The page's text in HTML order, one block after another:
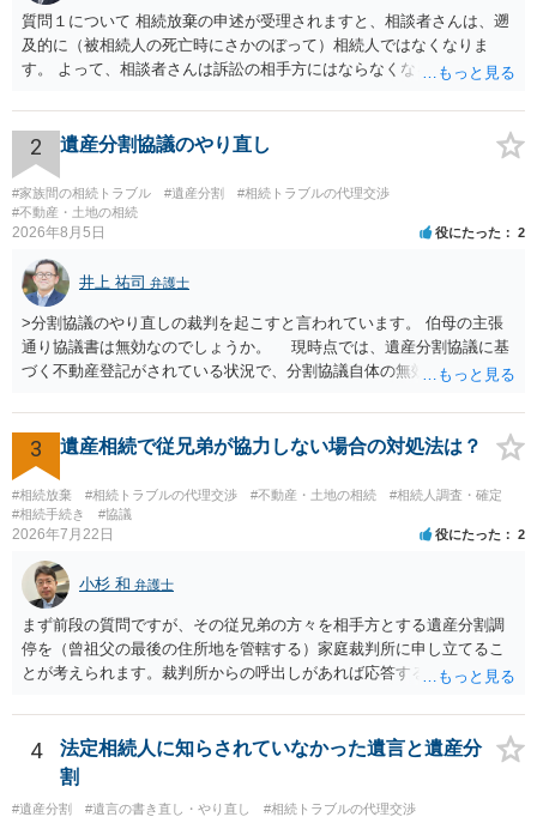
質問１について 相続放棄の申述が受理されますと、相談者さんは、遡
及的に（被相続人の死亡時にさかのぼって）相続人ではなくなりま
す。 よって、相談者さんは訴訟の相手方にはならなくなるので（明け
理証明を家庭裁判所で取得し、コピーを答弁書に添えて裁判所に提出
してください。 質問２について 請求棄却を求める答弁書を提出すれ
ば、第１回期日は出席する必要がありません。その日は差支え（用事
があり出席できない）との記載で十分です。 質問３について 弁護士で
はないので、ｍｉｎｔｓでの提出の必要は無いと思います。郵送（期
限までに届けばよい）で十分です。 詳細は、書面記載の裁判所書記官
にお問い合わせください。 以上、ご参考まで。
2 遺産分割協議のやり直し
#家族間の相続トラブル #遺産分割
#相続トラブルの代理交渉
#不動産・土地の相続
2026年8月5日 役にたった 2
井上 祐司 弁護士
>分割協議のやり直しの裁判を起こすと言われています。 伯母の主張
通り協議書は無効なのでしょうか。 現時点では、遺産分割協議に基
づく不動産登記がされている状況で、分割協議自体の無効を裁判所が
方の訴訟の主張及び立証次第ですが、 ・御祖母様の認知能力に関する
医師の意見書、筆跡鑑定 が提出されればその効力が否定される可能性
はありますが、 ・伯母様自身が分割協議に加わっていること ・御祖母
様の意に反する遺産分割協議を行う実益が誰にあったかの立証が困難
であること からすると、実際に遺産分割協議の効力が否定される可能
性はそれほど高くない（立証のハードルは非常に高い）ということが
言えると思います。
3 遺産相続で従兄弟が協力しない場合の対処法は？
#相続放棄 #相続トラブルの代理交渉 #不動産・土地の相続
#相続人調査・確定
#相続手続き
#協議
2026年7月22日 役にたった 2
小杉 和 弁護士
まず前段の質問ですが、その従兄弟の方々を相手方とする遺産分割調
停を（曾祖父の最後の住所地を管轄する）家庭裁判所に申し立てるこ
とが考えられます。裁判所からの呼出しがあれば応答する可能性がま
能と思われます。時間が思った以上にないので必要書類をてきぱきと
揃える必要があります。その点是非御注意ください。
4
法定相続人に知らされていなかった遺言と遺産分
割
#遺産分割 #遺言の書き直し・やり直し
#相続トラブルの代理交渉